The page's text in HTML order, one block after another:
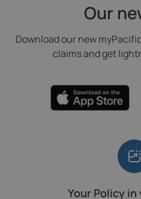
Our
Download our new
claims and get
Your Policy